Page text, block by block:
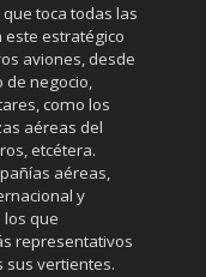
toca todas las
este estratégico
aviones, desde
negocio,
como los
aéreas del
etcétera.
aéreas,
y
que
representativos
sus vertientes.